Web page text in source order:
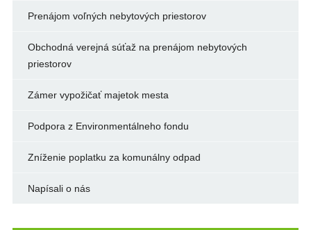
Prenájom voľných nebytových priestorov
Obchodná verejná súťaž na prenájom nebytových
priestorov
Zámer vypožičať majetok mesta
Podpora z Environmentálneho fondu
Zníženie poplatku za komunálny odpad
Napísali o nás